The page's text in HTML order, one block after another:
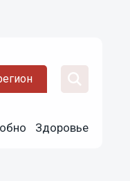
Здоровье